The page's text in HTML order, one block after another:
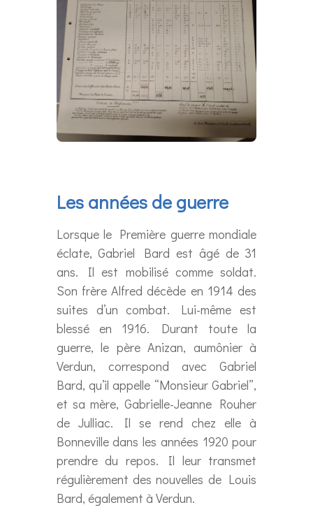
Les années de guerre
Lorsque le Première guerre mondiale
éclate, Gabriel Bard est âgé de 31
ans. Il est mobilisé comme soldat.
Son frère Alfred décède en 1914 des
suites d’un combat. Lui-même est
blessé en 1916. Durant toute la
guerre, le père Anizan, aumônier à
Verdun, correspond avec Gabriel
Bard, qu’il appelle “Monsieur Gabriel”,
et sa mère, Gabrielle-Jeanne Rouher
de Julliac. Il se rend chez elle à
Bonneville dans les années 1920 pour
prendre du repos. Il leur transmet
régulièrement des nouvelles de Louis
Bard, également à Verdun.